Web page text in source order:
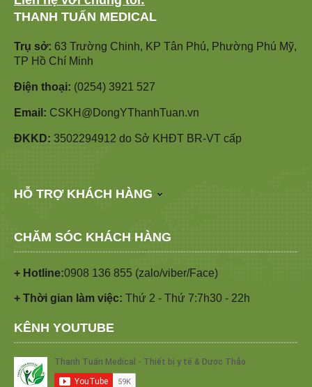
THANH TUẤN MEDICAL
Trụ sở: 63 Trường Chinh, KP Tân Phú, Phường Phú Mỹ,
TP Hồ Chí Minh
Điện thoại: (0254) 3921 527
Email: CSKH@DongYThanhTuan.vn
ĐKKD: 3502294912 do Sở KHĐT BR-VT cấp
HỖ TRỢ KHÁCH HÀNG
CHĂM SÓC KHÁCH HÀNG
+ Hotline:0908 136 855 (zalo/viber/Face)
+ Thời gian làm việc: Thứ 2 - Thứ 7:7h30 - 22h
KÊNH YOUTUBE